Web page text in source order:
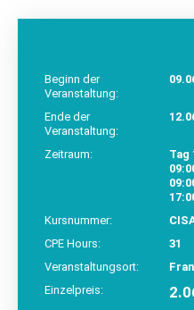
Beginn der
Veranstaltung:
Ende der
Veranstaltung:
Zeitraum:
Tag
Kursnummer:
CPE Hours:
31
Veranstaltungsort:
Einzelpreis: